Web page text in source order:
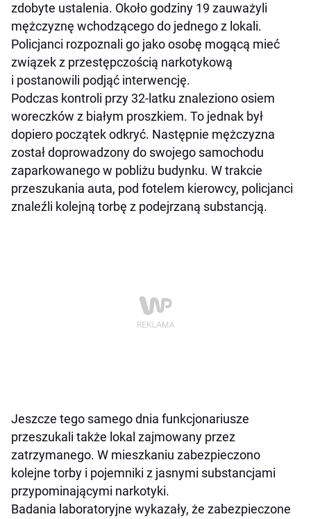
zdobyte ustalenia. Około godziny 19 zauważyli
mężczyznę wchodzącego do jednego z lokali.
Policjanci rozpoznali go jako osobę mogącą mieć
związek z przestępczością narkotykową
i postanowili podjąć interwencję.
Podczas kontroli przy 32-latku znaleziono osiem
woreczków z białym proszkiem. To jednak był
dopiero początek odkryć. Następnie mężczyzna
został doprowadzony do swojego samochodu
zaparkowanego w pobliżu budynku. W trakcie
przeszukania auta, pod fotelem kierowcy, policjanci
znaleźli kolejną torbę z podejrzaną substancją.
Jeszcze tego samego dnia funkcjonariusze
przeszukali także lokal zajmowany przez
zatrzymanego. W mieszkaniu zabezpieczono
kolejne torby i pojemniki z jasnymi substancjami
przypominającymi narkotyki.
Badania laboratoryjne wykazały, że zabezpieczone